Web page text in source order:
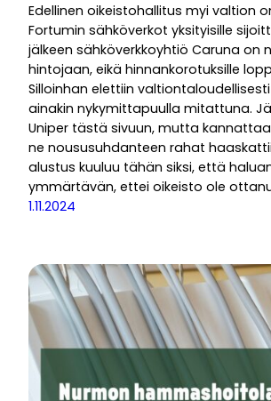
Edellinen oikeistohallitus myi valtion
Fortumin sähköverkot yksityisille
jälkeen sähköverkkoyhtiö Caruna on
hintojaan, eikä hinnankorotuksille
Silloinhan elettiin
ainakin nykymittapuulla mitattuna.
Uniper tästä sivuun, mutta
ne noususuhdanteen rahat
alustus kuuluu tähän siksi, että
ymmärtävän, ettei oikeisto ole
1.11.2024